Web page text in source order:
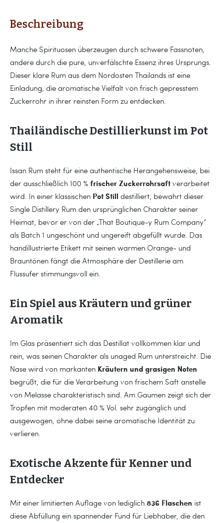
Beschreibung
Manche Spirituosen überzeugen durch schwere Fassnoten,
andere durch die pure, unverfälschte Essenz ihres Ursprungs.
Dieser klare Rum aus dem Nordosten Thailands ist eine
Einladung, die aromatische Vielfalt von frisch gepresstem
Zuckerrohr in ihrer reinsten Form zu entdecken.
Thailändische Destillierkunst im Pot
Still
Issan Rum steht für eine authentische Herangehensweise, bei
der ausschließlich 100 % frischer Zuckerrohrsaftverarbeitet
wird. In einer klassischen Pot Still destilliert, bewahrt dieser
Single Distillery Rum den ursprünglichen Charakter seiner
Heimat, bevor er von der „That Boutique-y Rum Company“
als Batch 1 ungeschönt und ungereift abgefüllt wurde. Das
handillustrierte Etikett mit seinen warmen Orange- und
Brauntönen fängt die Atmosphäre der Destillerie am
Flussufer stimmungsvoll ein.
Ein Spiel aus Kräutern und grüner
Aromatik
Im Glas präsentiert sich das Destillat vollkommen klar und
rein, was seinen Charakter als unaged Rum unterstreicht. Die
Nase wird von markanten Kräutern und grasigen Noten
begrüßt, die für die Verarbeitung von frischem Saft anstelle
von Melasse charakteristisch sind. Am Gaumen zeigt sich der
Tropfen mit moderaten 40 % Vol. sehr zugänglich und
ausgewogen, ohne dabei seine aromatische Identität zu
verlieren.
Exotische Akzente für Kenner und
Entdecker
Mit einer limitierten Auflage von lediglich 836 Flaschen ist
diese Abfüllung ein spannender Fund für Liebhaber, die den